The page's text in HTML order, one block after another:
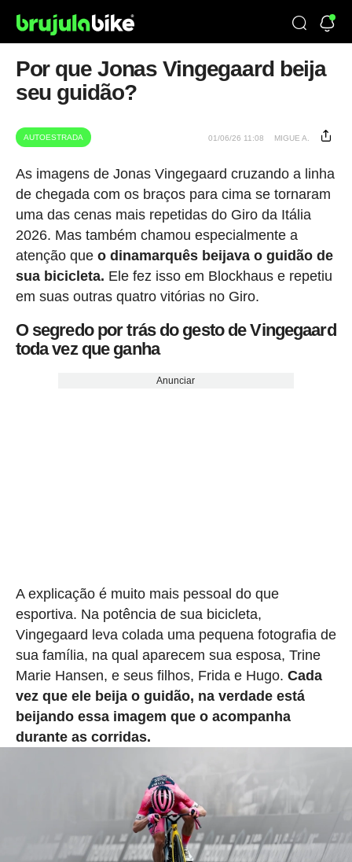
Por que Jonas Vingegaard beija
seu guidão?
AUTOESTRADA 01/06/26 11:08 MIGUE A.
As imagens de Jonas Vingegaard cruzando a linha
de chegada com os braços para cima se tornaram
uma das cenas mais repetidas do Giro da Itália
2026. Mas também chamou especialmente a
atenção que o dinamarquês beijava o guidão de
sua bicicleta. Ele fez isso em Blockhaus e repetiu
em suas outras quatro vitórias no Giro.
O segredo por trás do gesto de Vingegaard
toda vez que ganha
Anunciar
A explicação é muito mais pessoal do que
esportiva. Na potência de sua bicicleta,
Vingegaard leva colada uma pequena fotografia de
sua família, na qual aparecem sua esposa, Trine
Marie Hansen, e seus filhos, Frida e Hugo. Cada
vez que ele beija o guidão, na verdade está
beijando essa imagem que o acompanha
durante as corridas.